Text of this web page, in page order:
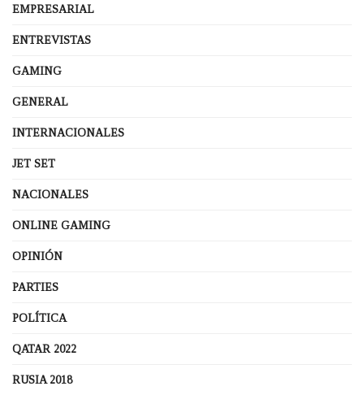
EMPRESARIAL
ENTREVISTAS
GAMING
GENERAL
INTERNACIONALES
JET SET
NACIONALES
ONLINE GAMING
OPINIÓN
PARTIES
POLÍTICA
QATAR 2022
RUSIA 2018